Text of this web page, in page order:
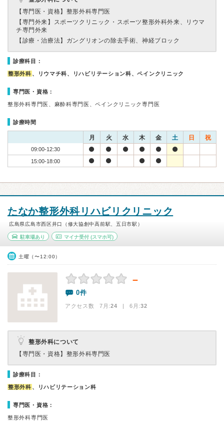
【専門医・資格】 整形外科専門医
【専門外来】 スポーツクリニック・スポーツ整形外科外来、リウマ
チ専門外来
【診療・治療法】 ガングリオンの除去手術、神経ブロック
診療科目：
整形外科 、リウマチ科、リハビリテーション科、ペインクリニック
専門医・資格：
整形外科専門医、麻酔科専門医、ペインクリニック専門医
診療時間
月 火 水 木 金 土 日 祝
09:00-12:30
15:00-18:00
たなか整形外科リハビリクリニック
広島県広島市西区井口（修大協創中高前駅、五日市駅）
駐車場あり マイナ受付(スマホ可)
土曜（〜12:00）
－
0件
アクセス数 7月:24 | 6月:32
整形外科について
【専門医・資格】 整形外科専門医
診療科目：
整形外科 、リハビリテーション科
専門医・資格：
整形外科専門医